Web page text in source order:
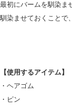
最初にバームを馴染ま
馴染ませておくことで
【使用するアイテム】
・ヘアゴム
・ピン